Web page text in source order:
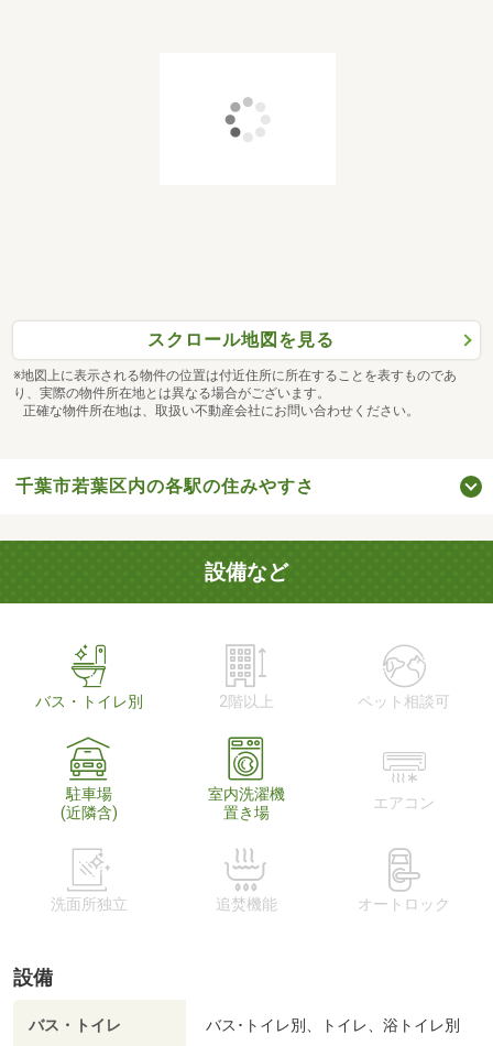
スクロール地図を見る
※地図上に表示される物件の位置は付近住所に所在することを表すものであ
り、実際の物件所在地とは異なる場合がございます。
正確な物件所在地は、取扱い不動産会社にお問い合わせください。
千葉市若葉区内の各駅の住みやすさ
設備など
バス・トイレ別 2階以上 ペット相談可
駐車場
(近隣含)
室内洗濯機
置き場
エアコン
洗面所独立 追焚機能 オートロック
設備
バス・トイレ バス･トイレ別、トイレ、浴トイレ別